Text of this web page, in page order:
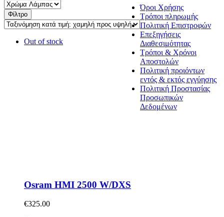
Φίλτρο
Out of stock
Osram HMI 2500 W/DXS
€325.00
Όροι Χρήσης
Τρόποι πληρωμής
Πολιτική Επιστροφών
Επεξηγήσεις
Διαθεσιμότητας
Τρόποι & Χρόνοι
Αποστολών
Πολιτική προιόντων
εντός & εκτός εγγύησης
Πολιτική Προστασίας
Προσωπικών
Δεδομένων